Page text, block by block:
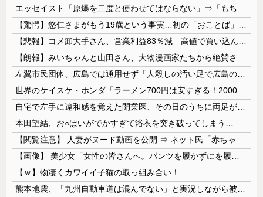
本田望結、お○ぱいがでかすぎて浴衣を突き破ってしまう…
【ｗ】物凄くカワイイ子猫の取っ組み合い！